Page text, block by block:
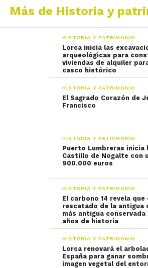
Más de Historia y
HISTORIA Y PATRIMONIO
Lorca inicia las
arqueológicas para
viviendas de alquiler
casco histórico
HISTORIA Y PATRIMONIO
El Sagrado Corazón de
Francisco
HISTORIA Y PATRIMONIO
Puerto Lumbreras inicia
Castillo de Nogalte con
900.000 euros
HISTORIA Y PATRIMONIO
El carbono 14 revela
rescatado de la antigua
más antigua
años de historia
HISTORIA Y PATRIMONIO
Lorca renovará el
España para ganar
imagen vegetal del